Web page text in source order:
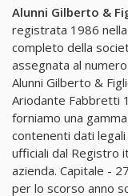
Alunni Gilberto &
registrata 1986
completo della
assegnata al
Alunni Gilberto &
Ariodante Fabbretti
forniamo una
contenenti dati
ufficiali dal Registro
azienda. Capitale -
per lo scorso anno